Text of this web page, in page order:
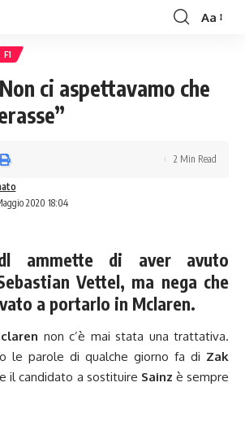
Font
Aa
ci aspettavamo che
2020 18:04
2 Min Read
ammette di aver avuto
Vettel, ma nega che
a portarlo in Mclaren.
non c’è mai stata una trattativa.
le parole di qualche giorno fa di Zak
il candidato a sostituire Sainz è sempre